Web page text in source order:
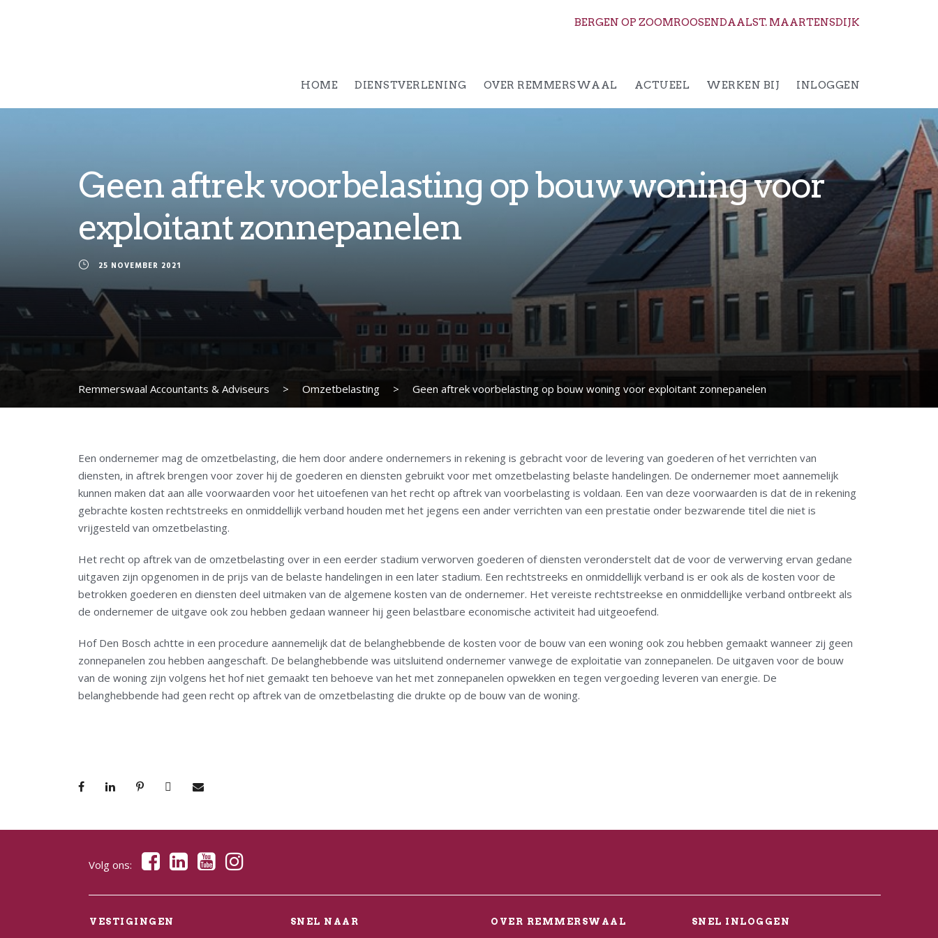
BERGEN OP ZOOMROOSENDAALST. MAARTENSDIJK
HOME DIENSTVERLENING OVER REMMERSWAAL ACTUEEL WERKEN BIJ INLOGGEN
Geen aftrek voorbelasting op bouw woning voor
exploitant zonnepanelen
25 NOVEMBER 2021
Remmerswaal Accountants & Adviseurs > Omzetbelasting > Geen aftrek voorbelasting op bouw woning voor exploitant zonnepanelen
Een ondernemer mag de omzetbelasting, die hem door andere ondernemers in rekening is gebracht voor de levering van goederen of het verrichten van
diensten, in aftrek brengen voor zover hij de goederen en diensten gebruikt voor met omzetbelasting belaste handelingen. De ondernemer moet aannemelijk
kunnen maken dat aan alle voorwaarden voor het uitoefenen van het recht op aftrek van voorbelasting is voldaan. Een van deze voorwaarden is dat de in rekening
gebrachte kosten rechtstreeks en onmiddellijk verband houden met het jegens een ander verrichten van een prestatie onder bezwarende titel die niet is
vrijgesteld van omzetbelasting.
Het recht op aftrek van de omzetbelasting over in een eerder stadium verworven goederen of diensten veronderstelt dat de voor de verwerving ervan gedane
uitgaven zijn opgenomen in de prijs van de belaste handelingen in een later stadium. Een rechtstreeks en onmiddellijk verband is er ook als de kosten voor de
betrokken goederen en diensten deel uitmaken van de algemene kosten van de ondernemer. Het vereiste rechtstreekse en onmiddellijke verband ontbreekt als
de ondernemer de uitgave ook zou hebben gedaan wanneer hij geen belastbare economische activiteit had uitgeoefend.
Hof Den Bosch achtte in een procedure aannemelijk dat de belanghebbende de kosten voor de bouw van een woning ook zou hebben gemaakt wanneer zij geen
zonnepanelen zou hebben aangeschaft. De belanghebbende was uitsluitend ondernemer vanwege de exploitatie van zonnepanelen. De uitgaven voor de bouw
van de woning zijn volgens het hof niet gemaakt ten behoeve van het met zonnepanelen opwekken en tegen vergoeding leveren van energie. De
belanghebbende had geen recht op aftrek van de omzetbelasting die drukte op de bouw van de woning.
Volg ons:
VESTIGINGEN SNEL NAAR OVER REMMERSWAAL SNEL INLOGGEN